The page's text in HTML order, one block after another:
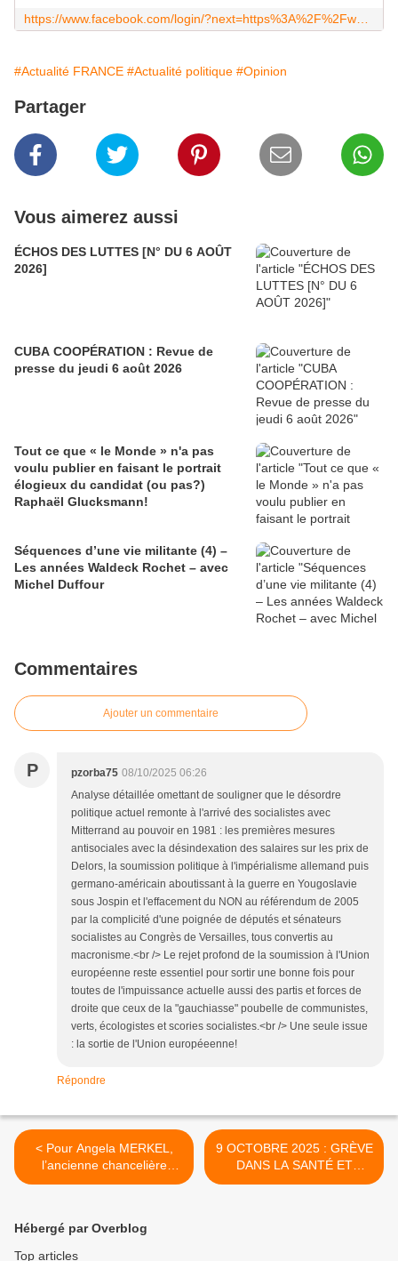
#Actualité FRANCE #Actualité politique #Opinion
Partager
Vous aimerez aussi
ÉCHOS DES LUTTES [N° DU 6 AOÛT
2026]
CUBA COOPÉRATION : Revue de
presse du jeudi 6 août 2026
Tout ce que « le Monde » n'a pas
voulu publier en faisant le portrait
élogieux du candidat (ou pas?)
Raphaël Glucksmann!
Séquences d’une vie militante (4) –
Les années Waldeck Rochet – avec
Michel Duffour
Commentaires
Ajouter un commentaire
P pzorba75 08/10/2025 06:26
Analyse détaillée omettant de souligner que le désordre
politique actuel remonte à l'arrivé des socialistes avec
Mitterrand au pouvoir en 1981 : les premières mesures
antisociales avec la désindexation des salaires sur les prix de
Delors, la soumission politique à l'impérialisme allemand puis
germano-américain aboutissant à la guerre en Yougoslavie
sous Jospin et l'effacement du NON au référendum de 2005
par la complicité d'une poignée de députés et sénateurs
socialistes au Congrès de Versailles, tous convertis au
macronisme.<br /> Le rejet profond de la soumission à l'Union
européenne reste essentiel pour sortir une bonne fois pour
toutes de l'impuissance actuelle aussi des partis et forces de
droite que ceux de la "gauchiasse" poubelle de communistes,
verts, écologistes et scories socialistes.<br /> Une seule issue
: la sortie de l'Union européeenne!
Répondre
< Pour Angela MERKEL,
l’ancienne chancelière
allemande, la POLOGNE et
9 OCTOBRE 2025 : GRÈVE
DANS LA SANTÉ ET
L'ACTION SOCIALE >
Hébergé par Overblog
Top articles